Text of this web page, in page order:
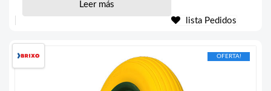
Leer más
lista Pedidos
OFERTA!